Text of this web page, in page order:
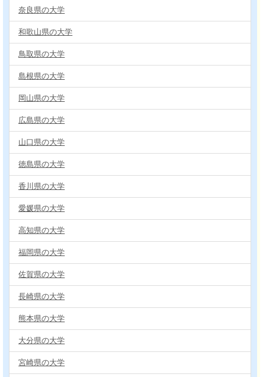
奈良県の大学
和歌山県の大学
鳥取県の大学
島根県の大学
岡山県の大学
広島県の大学
山口県の大学
徳島県の大学
香川県の大学
愛媛県の大学
高知県の大学
福岡県の大学
佐賀県の大学
長崎県の大学
熊本県の大学
大分県の大学
宮崎県の大学